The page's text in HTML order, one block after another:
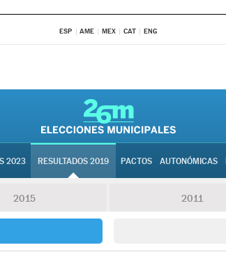
ESP AME MEX CAT ENG
2023 RESULTADOS 2019 PACTOS AUTONÓMICAS
2015 2011